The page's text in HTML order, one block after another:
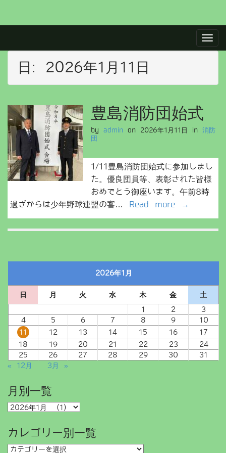
i
i
日: 2026年1月11日
豊島消防団始式
by admin on 2026年1月11日 in 消防
団
1/11豊島消防団始式に参加しまし
た。優良団員等、表彰された皆様
おめでとう御座います。午前8時
過ぎからは少年野球連盟の審…
Read more →
2026年1月
日 月 火 水 木 金
土
1
2
3
4
5 6 7 8 9
10
11
12 13 14 15 16
17
18
19 20 21 22 23
24
25
26 27 28 29 30
31
« 12月
3月 »
月別一覧
月
一
覧
カレゴリー別一覧
カ